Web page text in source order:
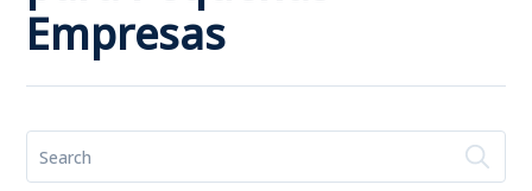
Empresas